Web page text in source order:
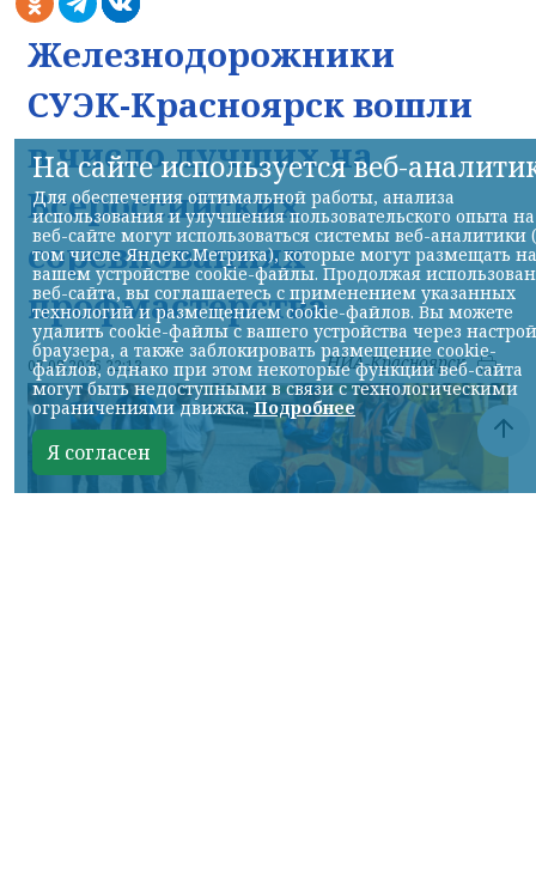
Железнодорожники
СУЭК-Красноярск вошли
в число лучших на
Всероссийских
соревнованиях
профмастерства
07.08.2026 22:13 НИА-Красноярск
На сайте используется веб-
Для обеспечения оптимальной работы, анализа
использования и улучшения пользовательского опыта на
веб-сайте могут использоваться системы веб-аналитики
том числе Яндекс.Метрика), которые могут размещать на
вашем устройстве cookie-файлы. Продолжая
веб-сайта, вы соглашаетесь с применением указанных
технологий и размещением cookie-файлов. Вы можете
удалить cookie-файлы с вашего устройства через
браузера, а также заблокировать размещение cookie-
файлов, однако при этом некоторые функции веб-сайта
могут быть недоступными в связи с технологическими
ограничениями движка.Подробнее
Я согласен